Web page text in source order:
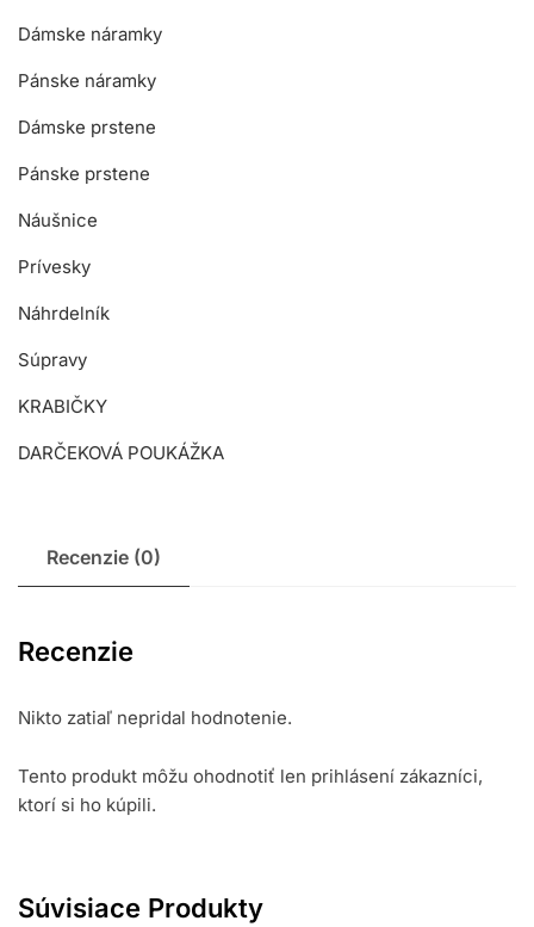
Dámske náramky
Pánske náramky
Dámske prstene
Pánske prstene
Náušnice
Prívesky
Náhrdelník
Súpravy
KRABIČKY
DARČEKOVÁ POUKÁŽKA
Recenzie (0)
Recenzie
Nikto zatiaľ nepridal hodnotenie.
Tento produkt môžu ohodnotiť len prihlásení zákazníci,
ktorí si ho kúpili.
Súvisiace Produkty